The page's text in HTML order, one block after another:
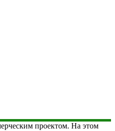
проектом. На этом